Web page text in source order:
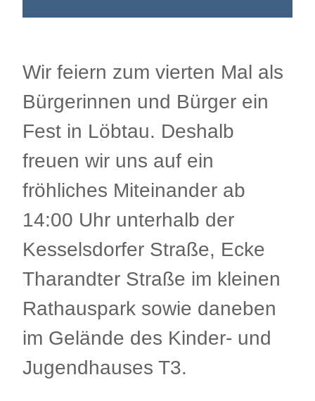
Wir feiern zum vierten Mal als
Bürgerinnen und Bürger ein
Fest in Löbtau. Deshalb
freuen wir uns auf ein
fröhliches Miteinander ab
14:00 Uhr unterhalb der
Kesselsdorfer Straße, Ecke
Tharandter Straße im kleinen
Rathauspark sowie daneben
im Gelände des Kinder- und
Jugendhauses T3.